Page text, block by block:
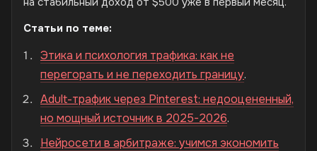
Статьи по теме:
Этика и психология трафика: как не
перегорать и не переходить границу.
Adult-трафик через Pinterest: недооцененный,
но мощный источник в 2025-2026.
Нейросети в арбитраже: учимся экономить